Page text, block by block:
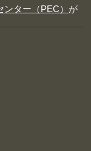
ター（PEC） が